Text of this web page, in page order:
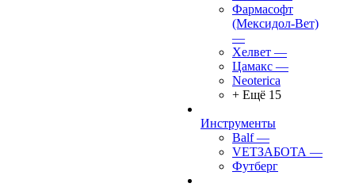
Фармасофт
(Мексидол-Вет)
—
Хелвет —
Цамакс —
Neoterica
+ Ещё 15
Инструменты
Balf —
VETЗАБОТА —
Футберг